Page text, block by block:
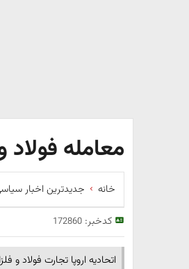
معامله
خانه جدیدترین اخبار
کدخبر:172860
اتحادیه اروپا تجارت فولاد و